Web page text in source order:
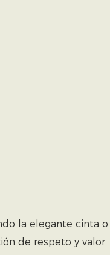
la elegante cinta o
de respeto y valor